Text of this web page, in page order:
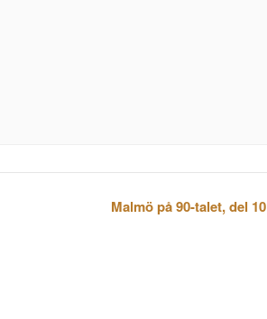
Malmö på 90-talet, del 10